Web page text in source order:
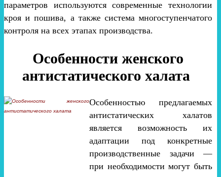
параметров используются современные технологии
кроя и пошива, а также система многоступенчатого
контроля на всех этапах производства.
Особенности женского
антистатического халата
Особенностью предлагаемых
антистатических халатов
является возможность их
адаптации под конкретные
производственные задачи —
при необходимости могут быть